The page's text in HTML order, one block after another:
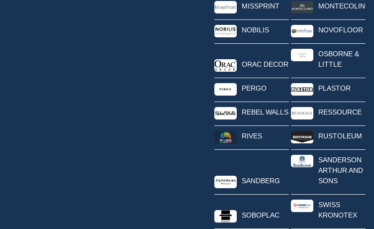
MISSPRINT MONTECOLINO
NOBILIS NOVOFLOOR
ORAC DECOR
OSBORNE &
LITTLE
PERGO PLASTOR
REBEL WALLS RESSOURCE
RIVES RUSTOLEUM
SANDBERG
SANDERSON
ARTHUR AND
SONS
SOBOPLAC
SWISS
KRONOTEX